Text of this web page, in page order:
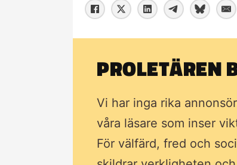
PROLETÄREN
Vi har inga rika
våra läsare som inser
För välfärd, fred och